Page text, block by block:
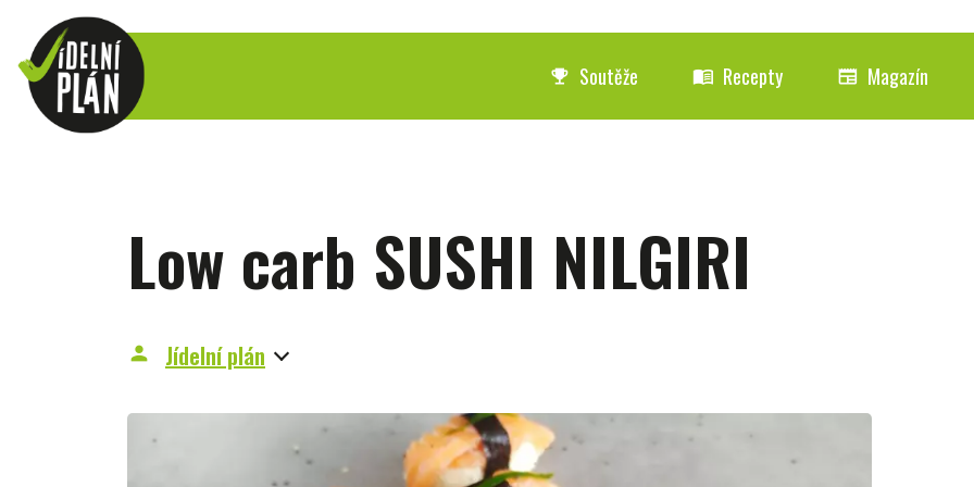
emoji_events Soutěže menu_book Recepty newspaper Magazín
Low carb SUSHI NILGIRI
person Jídelní plán